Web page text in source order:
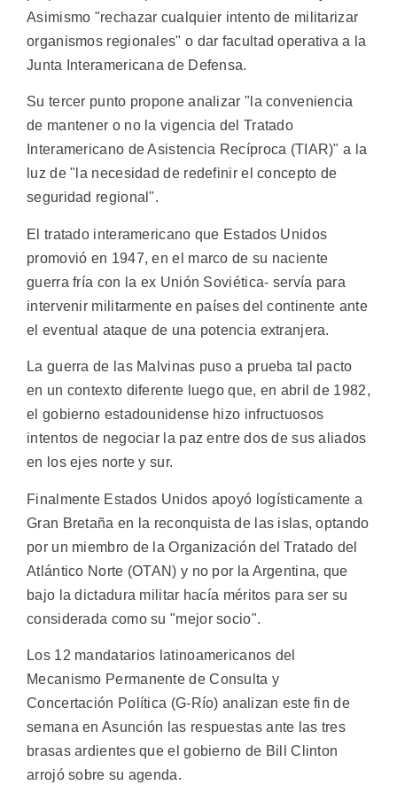
Asimismo "rechazar cualquier intento de militarizar
organismos regionales" o dar facultad operativa a la
Junta Interamericana de Defensa.
Su tercer punto propone analizar "la conveniencia
de mantener o no la vigencia del Tratado
Interamericano de Asistencia Recíproca (TIAR)" a la
luz de "la necesidad de redefinir el concepto de
seguridad regional".
El tratado interamericano que Estados Unidos
promovió en 1947, en el marco de su naciente
guerra fría con la ex Unión Soviética- servía para
intervenir militarmente en países del continente ante
el eventual ataque de una potencia extranjera.
La guerra de las Malvinas puso a prueba tal pacto
en un contexto diferente luego que, en abril de 1982,
el gobierno estadounidense hizo infructuosos
intentos de negociar la paz entre dos de sus aliados
en los ejes norte y sur.
Finalmente Estados Unidos apoyó logísticamente a
Gran Bretaña en la reconquista de las islas, optando
por un miembro de la Organización del Tratado del
Atlántico Norte (OTAN) y no por la Argentina, que
bajo la dictadura militar hacía méritos para ser su
considerada como su "mejor socio".
Los 12 mandatarios latinoamericanos del
Mecanismo Permanente de Consulta y
Concertación Política (G-Río) analizan este fin de
semana en Asunción las respuestas ante las tres
brasas ardientes que el gobierno de Bill Clinton
arrojó sobre su agenda.